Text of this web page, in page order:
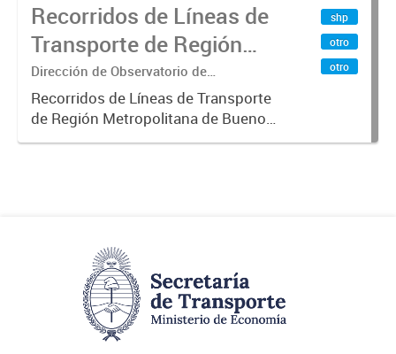
Recorridos de Líneas de
Transporte de Región
Metropolitana de
Buenos Aires (RMBA)
Dirección de Observatorio de
Transporte, Estudio y Sistemas
Recorridos de Líneas de Transporte
de Región Metropolitana de Buenos
Aires (RMBA).-
shp
otro
otro